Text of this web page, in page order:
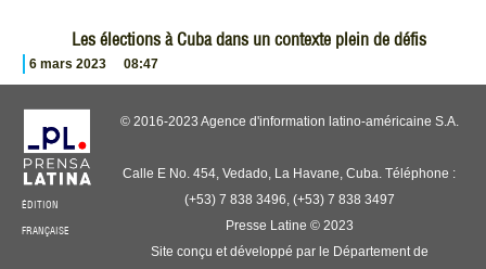
Les élections à Cuba dans un contexte plein de défis
6 mars 2023 08:47
ÉDITION
FRANÇAISE
© 2016-2023 Agence d'information latino-américaine S.A.
Calle E No. 454, Vedado, La Havane, Cuba. Téléphone :
(+53) 7 838 3496, (+53) 7 838 3497
Presse Latine © 2023
Site conçu et développé par le Département de